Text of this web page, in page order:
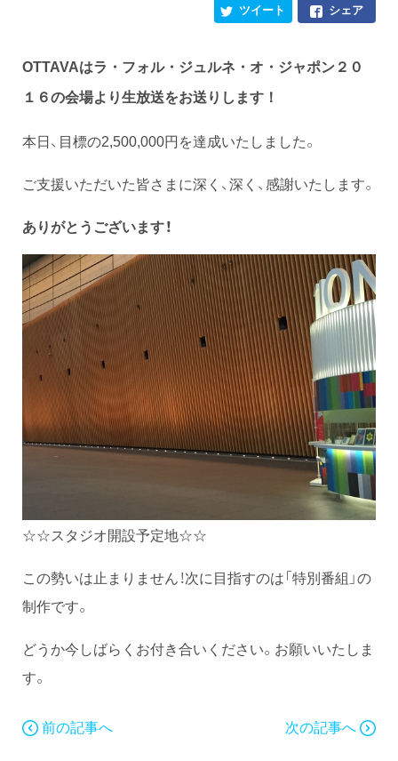
シェア
ツイート
OTTAVAはラ・フォル・ジュルネ・オ・ジャポン２０
１６の会場より生放送をお送りします！
本日、目標の2,500,000円を達成いたしました。
ご支援いただいた皆さまに深く、深く、感謝いたします。
ありがとうございます！
☆☆スタジオ開設予定地☆☆
この勢いは止まりません！次に目指すのは「特別番組」の
制作です。
どうか今しばらくお付き合いください。お願いいたしま
す。
前の記事へ 次の記事へ